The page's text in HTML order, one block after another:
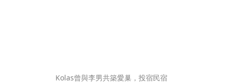
Kolas曾與李男共築愛巢，投宿民宿